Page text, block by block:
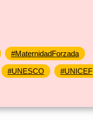
#MaternidadForzada
#UNESCO #UNICEF